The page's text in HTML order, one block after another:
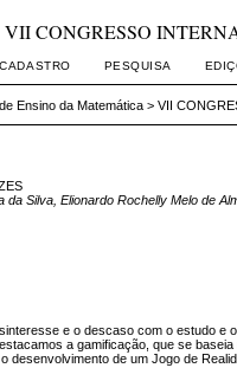
VII CONGRESSO
CADASTRO PESQUISA
Ensino da Matemática> VII
Silva, Elionardo Rochelly Melo de
e o descaso com o estudo
a gamificação, que se
desenvolvimento de um Jogo de